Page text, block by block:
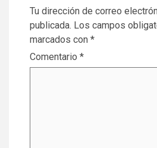
Tu dirección de correo
publicada. Los campos
marcados con *
Comentario *